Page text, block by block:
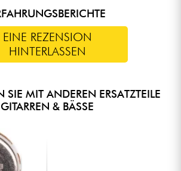
EINE REZENSION
HINTERLASSEN
SIE MIT ANDEREN ERSATZTEILE
GITARREN & BÄSSE